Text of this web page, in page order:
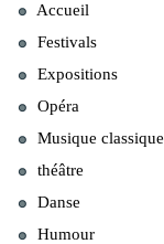
Accueil
Festivals
Expositions
Opéra
Musique classique
théâtre
Danse
Humour